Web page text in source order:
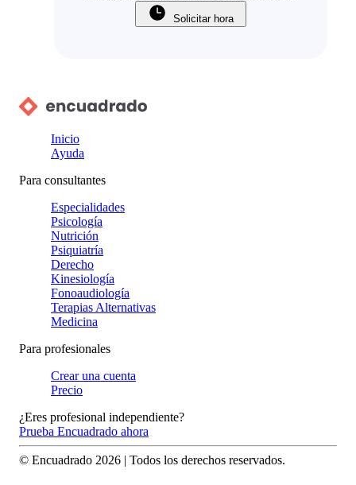
Solicitar hora
Inicio
Ayuda
Para consultantes
Especialidades
Psicología
Nutrición
Psiquiatría
Derecho
Kinesiología
Fonoaudiología
Terapias Alternativas
Medicina
Para profesionales
Crear una cuenta
Precio
¿Eres profesional independiente?
Prueba Encuadrado ahora
© Encuadrado 2026 | Todos los derechos reservados.